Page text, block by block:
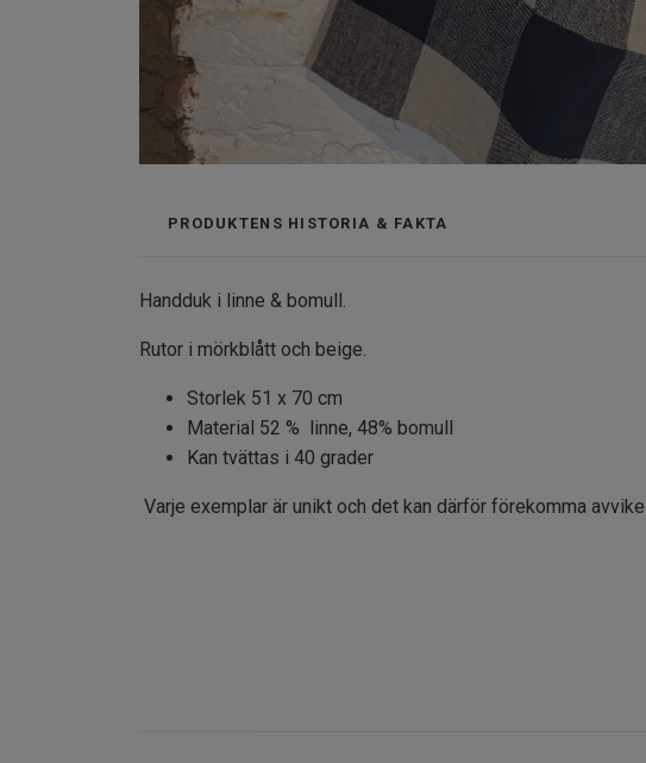
PRODUKTENS HISTORIA & FAKTA
Handduk i linne & bomull.
Rutor i mörkblått och beige.
Storlek 51 x 70 cm
Material 52 % linne, 48% bomull
Kan tvättas i 40 grader
Varje exemplar är unikt och det kan därför förekomma